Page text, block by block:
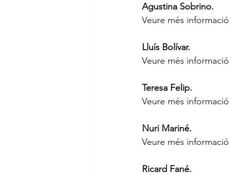
Agustina Sobrino.
Veure més
Lluís Bolívar.
Veure més
Teresa Felip.
Veure més
Nuri Mariné.
Veure més
Ricard Fané.